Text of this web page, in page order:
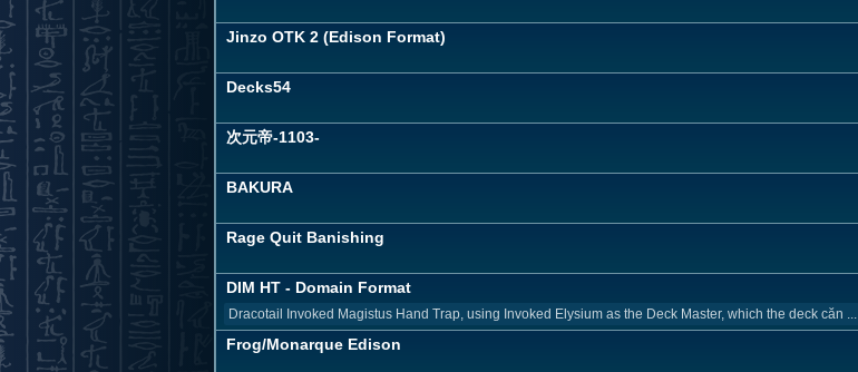
Jinzo OTK 2 (Edison Format)
Decks54
次元帝-1103-
BAKURA
Rage Quit Banishing
DIM HT - Domain Format
Dracotail Invoked Magistus Hand Trap, using Invoked Elysium as the Deck Master, which the deck căn ...
Frog/Monarque Edison